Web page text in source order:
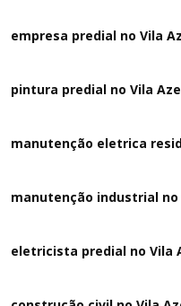
empresa predial no Vila
pintura predial no Vila
manutenção eletrica
manutenção industrial no
eletricista predial no Vila